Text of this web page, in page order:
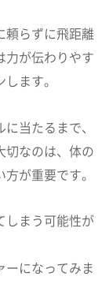
頼らずに飛距離
力が伝わりやす
ます。
当たるまで、
切なのは、体の
が重要です。
しまう可能性が
ーになってみま